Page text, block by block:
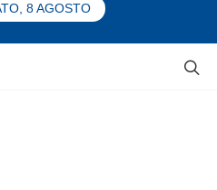
8 AGOSTO